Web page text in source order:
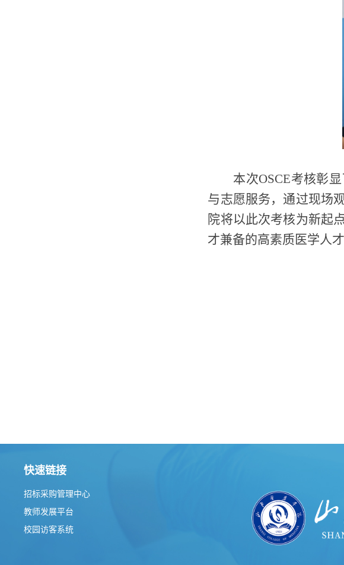
本次OSCE考核彰
与志愿服务，通过现场
院将以此次考核为新起
才兼备的高素质医学人
快速链接
招标采购管理中心
教师发展平台
校园访客系统